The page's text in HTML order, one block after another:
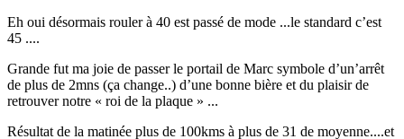
Eh oui désormais rouler à 40 est passé de mode ...le standard c’est
45 ....
Grande fut ma joie de passer le portail de Marc symbole d’un’arrêt
de plus de 2mns (ça change..) d’une bonne bière et du plaisir de
retrouver notre « roi de la plaque » ...
Résultat de la matinée plus de 100kms à plus de 31 de moyenne....et